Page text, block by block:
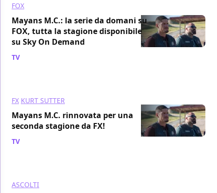
FOX
Mayans M.C.: la serie da domani su
FOX, tutta la stagione disponibile
su Sky On Demand
TV
FX KURT SUTTER
Mayans M.C. rinnovata per una
seconda stagione da FX!
TV
ASCOLTI